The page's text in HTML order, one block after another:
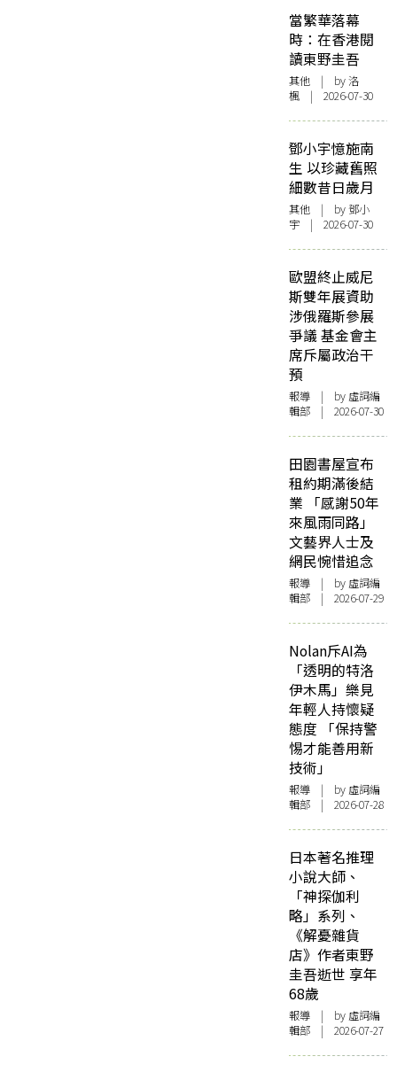
當繁華落幕
時：在香港閱
讀東野圭吾
其他 | by洛
楓 | 2026-07-30
鄧小宇憶施南
生 以珍藏舊照
細數昔日歲月
其他 | by 鄧小
宇 | 2026-07-30
歐盟終止威尼
斯雙年展資助
涉俄羅斯參展
爭議 基金會主
席斥屬政治干
預
報導 | by 虛詞編
輯部 | 2026-07-30
田園書屋宣布
租約期滿後結
業 「感謝50年
來風雨同路」
文藝界人士及
網民惋惜追念
報導 | by 虛詞編
輯部 | 2026-07-29
Nolan斥AI為
「透明的特洛
伊木馬」樂見
年輕人持懷疑
態度 「保持警
惕才能善用新
技術」
報導 | by 虛詞編
輯部 | 2026-07-28
日本著名推理
小說大師、
「神探伽利
略」系列、
《解憂雜貨
店》作者東野
圭吾逝世 享年
68歲
報導 | by 虛詞編
輯部 | 2026-07-27